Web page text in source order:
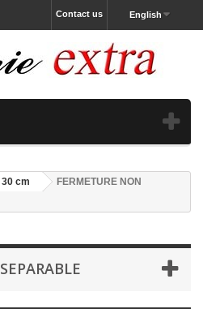
English
Contact us
30 cm
FERMETURE NON